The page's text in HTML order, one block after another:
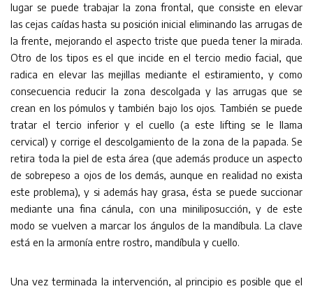
lugar se puede trabajar la zona frontal, que consiste en elevar
las cejas caídas hasta su posición inicial eliminando las arrugas de
la frente, mejorando el aspecto triste que pueda tener la mirada.
Otro de los tipos es el que incide en el tercio medio facial, que
radica en elevar las mejillas mediante el estiramiento, y como
consecuencia reducir la zona descolgada y las arrugas que se
crean en los pómulos y también bajo los ojos. También se puede
tratar el tercio inferior y el cuello (a este lifting se le llama
cervical) y corrige el descolgamiento de la zona de la papada. Se
retira toda la piel de esta área (que además produce un aspecto
de sobrepeso a ojos de los demás, aunque en realidad no exista
este problema), y si además hay grasa, ésta se puede succionar
mediante una fina cánula, con una miniliposucción, y de este
modo se vuelven a marcar los ángulos de la mandíbula. La clave
está en la armonía entre rostro, mandíbula y cuello.
Una vez terminada la intervención, al principio es posible que el